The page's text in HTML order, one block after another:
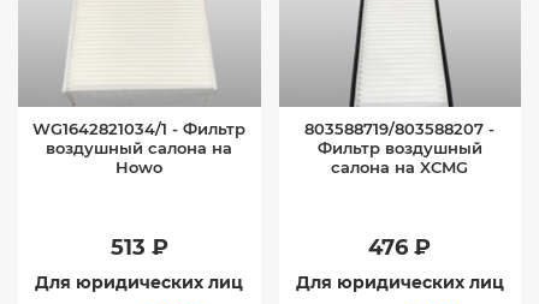
WG1642821034/1 - Фильтр
воздушный салона на
Howo
513 ₽
Для юридических лиц
803588719/803588207 -
Фильтр воздушный
салона на XCMG
476 ₽
Для юридических лиц